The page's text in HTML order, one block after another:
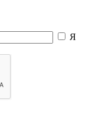
Я